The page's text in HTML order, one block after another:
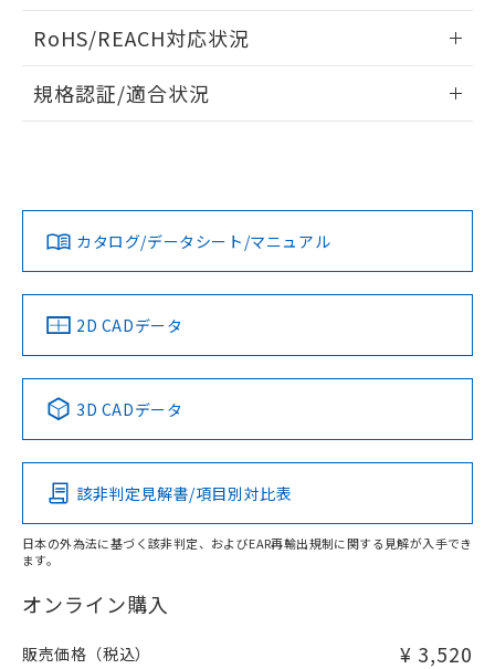
ドすることができます。
ログイン/会員登録
ダウンロードデータをご利用いただく前に、以下を必ずお読
みください。
ソフトウェアの使用条件
RoHS/REACH対応状況
EU RoHS 注意事項・凡例
対応済み
中国 RoHS 注意事項・凡例
Pb Hg Cd Cr(VI)
O
在庫等で未対応品が混在する可能性があります。
問い合わせください。
規格認証/適合状況
カタログ/データシート/マニュアル
2D CADデータ
3D CADデータ
該非判定見解書/項目別対比表
日本の外為法に基づく該非判定、およびEAR再輸出規制に関する見解が入手でき
ます。
オンライン購入
販売価格（税込） ¥ 3,520
していることから、特段のことがない限
り、2022年1月12日より割愛しておりま
す。